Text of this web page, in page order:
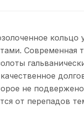
кольцо
Современная
не
от перепадов